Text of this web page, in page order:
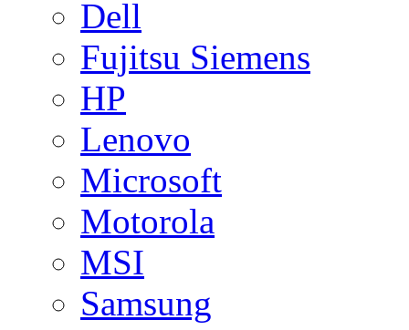
Dell
Fujitsu Siemens
HP
Lenovo
Microsoft
Motorola
MSI
Samsung